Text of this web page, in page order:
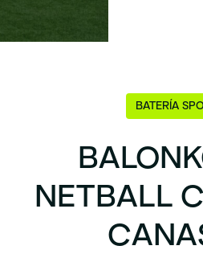
BATERÍA
NETBALL